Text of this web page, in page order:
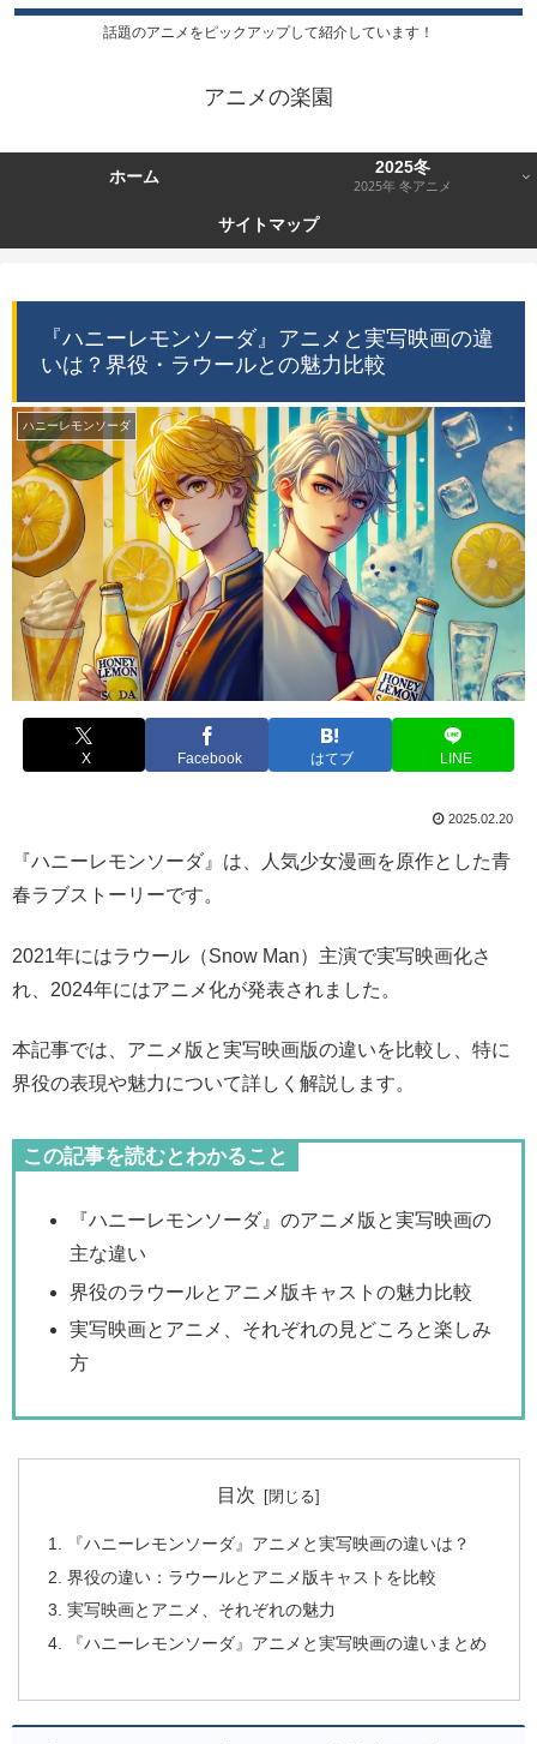
話題のアニメをピックアップして紹介しています！
アニメの楽園
ホーム 2025冬
2025年 冬アニメ
サイトマップ
『ハニーレモンソーダ』アニメと実写映画の違
いは？界役・ラウールとの魅力比較
ハニーレモンソーダ
X Facebook はてブ LINE
2025.02.20
『ハニーレモンソーダ』は、人気少女漫画を原作とした青
春ラブストーリーです。
2021年にはラウール（Snow Man）主演で実写映画化さ
れ、2024年にはアニメ化が発表されました。
本記事では、アニメ版と実写映画版の違いを比較し、特に
界役の表現や魅力について詳しく解説します。
この記事を読むとわかること
『ハニーレモンソーダ』のアニメ版と実写映画の
主な違い
界役のラウールとアニメ版キャストの魅力比較
実写映画とアニメ、それぞれの見どころと楽しみ
方
目次
『ハニーレモンソーダ』アニメと実写映画の違いは？
界役の違い：ラウールとアニメ版キャストを比較
実写映画とアニメ、それぞれの魅力
『ハニーレモンソーダ』アニメと実写映画の違いまとめ